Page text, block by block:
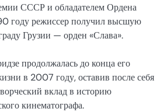
СССР и обладателем Ордена
году режиссер получил высшую
Грузии — орден «Слава».
продолжалась до конца его
в 2007 году, оставив после себя
вклад в историю
кинематографа.